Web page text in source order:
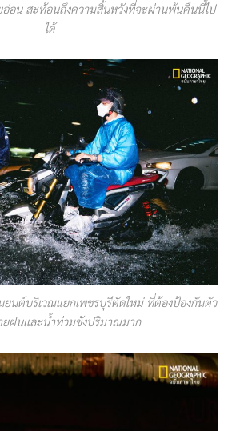
อ่อน สะท้อนถึงความสิ้นหวังที่จะผ่านพ้นคืนนี้ไป
ได้
นต์บริเวณแยกเพชรบุรีตัดใหม่ ที่ต้องป้องกันตัว
ยฝนและน้ำท่วมขังปริมาณมาก